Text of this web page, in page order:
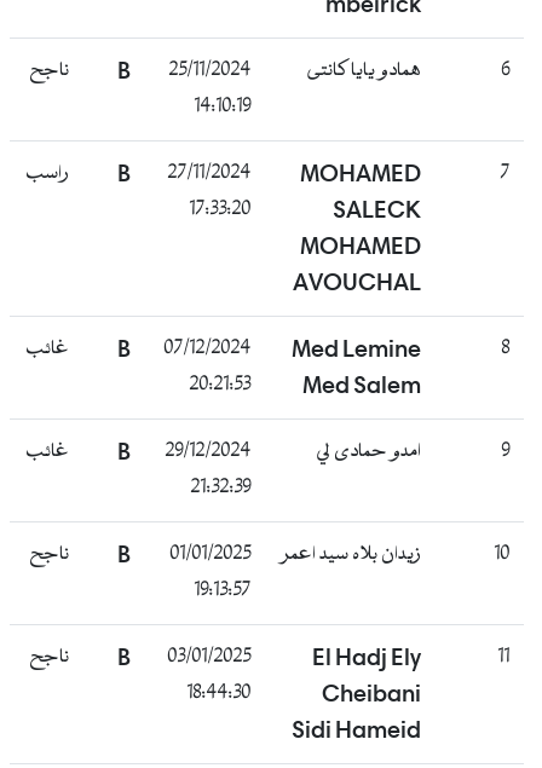
6 همادو يايا كانتى
25/11/2024
14:10:19
B ناجح
7
MOHAMED
SALECK
MOHAMED
AVOUCHAL
27/11/2024
17:33:20
B راسب
8
Med Lemine
Med Salem
07/12/2024
20:21:53
B غائب
9 امدو حمادى لي
29/12/2024
21:32:39
B غائب
10 زيدان بلاه سيد اعمر
01/01/2025
19:13:57
B ناجح
11
El Hadj Ely
Cheibani
Sidi Hameid
03/01/2025
18:44:30
B ناجح